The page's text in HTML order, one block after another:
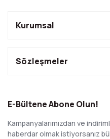
Kurumsal
Sözleşmeler
E-Bültene Abone Olun!
Kampanyalarımızdan ve
haberdar olmak istiyorsanız